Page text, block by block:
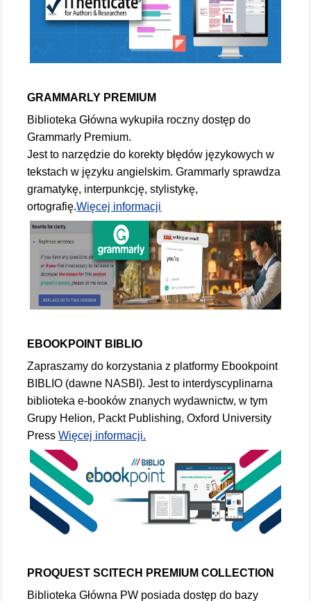
GRAMMARLY PREMIUM
Biblioteka Główna wykupiła roczny dostęp do
Grammarly Premium.
Jest to narzędzie do korekty błędów językowych w
tekstach w języku angielskim. Grammarly sprawdza
gramatykę, interpunkcję, stylistykę,
ortografię.Więcej informacji
EBOOKPOINT BIBLIO
Zapraszamy do korzystania z platformy Ebookpoint
BIBLIO (dawne NASBI). Jest to interdyscyplinarna
biblioteka e-booków znanych wydawnictw, w tym
Grupy Helion, Packt Publishing, Oxford University
PressWięcej informacji.
PROQUEST SCITECH PREMIUM COLLECTION
Biblioteka Główna PW posiada dostęp do bazy